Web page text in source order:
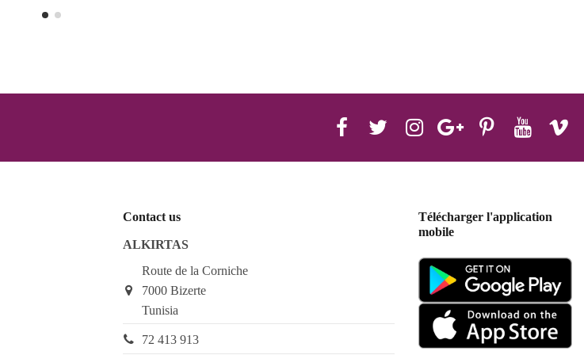
Contact us
ALKIRTAS
Route de la Corniche
7000 Bizerte
Tunisia
72 413 913
Télécharger l'application
mobile